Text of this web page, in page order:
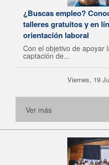
¿Buscas empleo?
talleres gratuitos y en
orientación laboral
Con el objetivo de apoyar
captación de...
Viernes, 19
Ver más